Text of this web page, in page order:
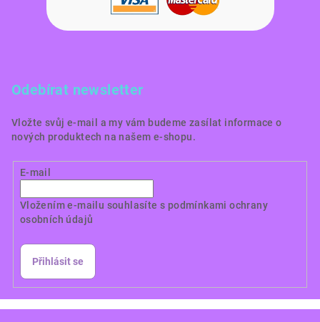
Odebírat newsletter
Vložte svůj e-mail a my vám budeme zasílat informace o
nových produktech na našem e-shopu.
E-mail
Vložením e-mailu souhlasíte s podmínkami ochrany
osobních údajů
Přihlásit se